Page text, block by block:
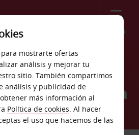
Menú
coches
mostrarte ofertas
análisis y mejorar tu
sitio. También compartimos
análisis y publicidad de
más información al
Política de cookies. Al hacer
el uso que hacemos de las